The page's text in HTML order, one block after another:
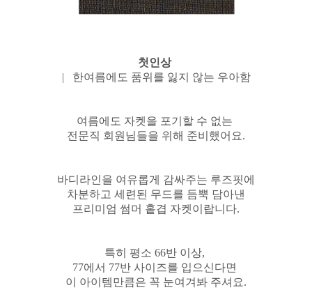
첫인상
| 한여름에도 품위를 잃지 않는 우아함
여름에도 자켓을 포기할 수 없는
전문직 회원님들을 위해 준비했어요.
바디라인을 여유롭게 감싸주는 루즈핏에
차분하고 세련된 무드를 듬뿍 담아낸
프리미엄 썸머 홑겹 자켓이랍니다.
특히 평소 66반 이상,
77에서 77반 사이즈를 입으신다면
이 아이템만큼은 꼭 눈여겨봐 주셔요.